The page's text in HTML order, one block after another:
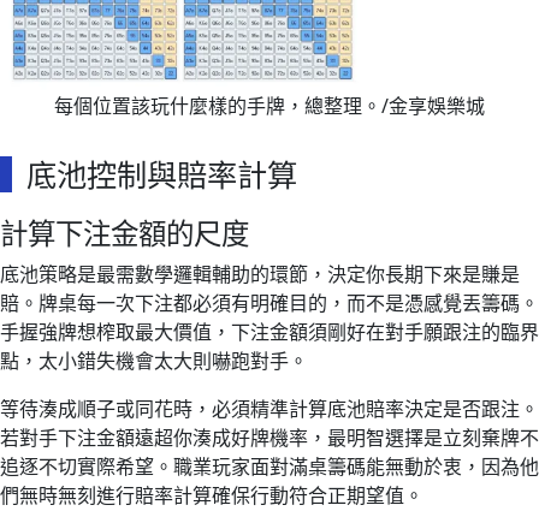
每個位置該玩什麼樣的手牌，總整理。/金享娛樂城
底池控制與賠率計算
計算下注金額的尺度
底池策略是最需數學邏輯輔助的環節，決定你長期下來是賺是
賠。牌桌每一次下注都必須有明確目的，而不是憑感覺丟籌碼。
手握強牌想榨取最大價值，下注金額須剛好在對手願跟注的臨界
點，太小錯失機會太大則嚇跑對手。
等待湊成順子或同花時，必須精準計算底池賠率決定是否跟注。
若對手下注金額遠超你湊成好牌機率，最明智選擇是立刻棄牌不
追逐不切實際希望。職業玩家面對滿桌籌碼能無動於衷，因為他
們無時無刻進行賠率計算確保行動符合正期望值。